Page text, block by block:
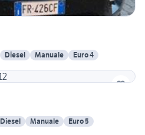
Diesel Manuale
Euro 4
Diesel Manuale Euro 5